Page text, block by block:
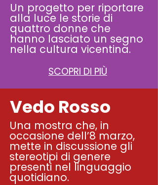
Un progetto per riportare
alla luce le storie di
quattro donne che
hanno lasciato un segno
nella cultura vicentina.
SCOPRI DI PIÙ
Vedo Rosso
Una mostra che, in
occasione dell’8 marzo,
mette in discussione gli
stereotipi di genere
presenti nel linguaggio
quotidiano.